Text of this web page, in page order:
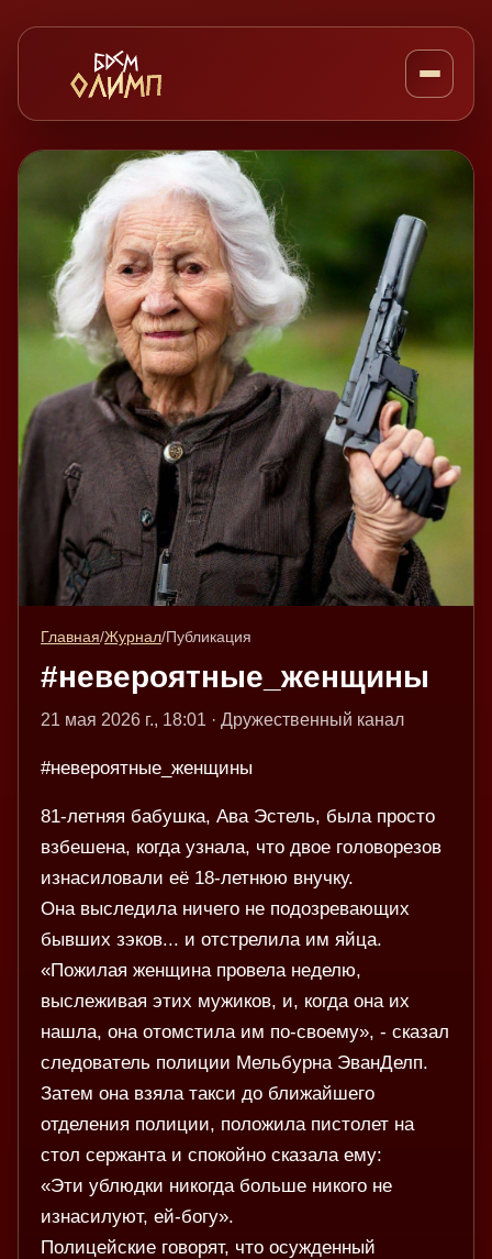
Главная/Журнал/Публикация
#невероятные_женщины
21 мая 2026 г., 18:01 · Дружественный канал
#невероятные_женщины
81-летняя бабушка, Ава Эстель, была просто
взбешена, когда узнала, что двое головорезов
изнасиловали её 18-летнюю внучку.
Она выследила ничего не подозревающих
бывших зэков... и отстрелила им яйца.
«Пожилая женщина провела неделю,
выслеживая этих мужиков, и, когда она их
нашла, она отомстила им по-своему», - сказал
следователь полиции Мельбурна ЭванДелп.
Затем она взяла такси до ближайшего
отделения полиции, положила пистолет на
стол сержанта и спокойно сказала ему:
«Эти ублюдки никогда больше никого не
изнасилуют, ей-богу».
Полицейские говорят, что осужденный